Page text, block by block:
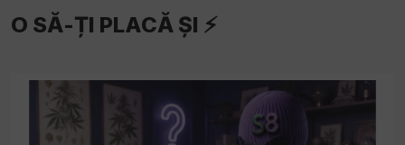
O SĂ-ȚI PLACĂ ȘI ⚡